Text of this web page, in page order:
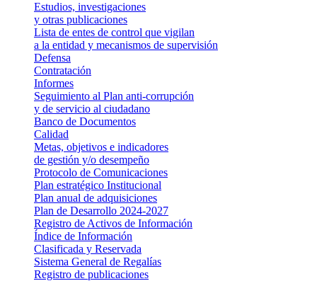
Estudios, investigaciones
y otras publicaciones
Lista de entes de control que vigilan
a la entidad y mecanismos de supervisión
Defensa
Contratación
Informes
Seguimiento al Plan anti-corrupción
y de servicio al ciudadano
Banco de Documentos
Calidad
Metas, objetivos e indicadores
de gestión y/o desempeño
Protocolo de Comunicaciones
Plan estratégico Institucional
Plan anual de adquisiciones
Plan de Desarrollo 2024-2027
​Registro de Activos de Información​​
Índice de Información
Clasificada y Reservada
Sistema General de Regalías
Registro de publicaciones